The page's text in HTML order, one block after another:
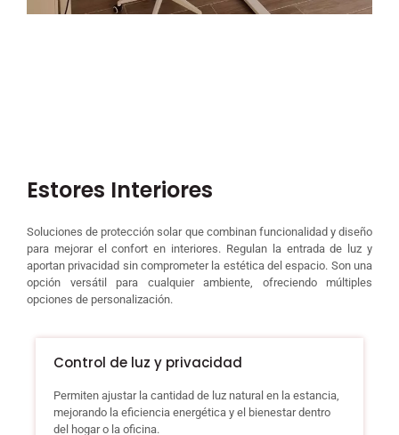
Estores Interiores
Soluciones de protección solar que combinan funcionalidad y diseño
para mejorar el confort en interiores. Regulan la entrada de luz y
aportan privacidad sin comprometer la estética del espacio. Son una
opción versátil para cualquier ambiente, ofreciendo múltiples
opciones de personalización.
Control de luz y privacidad
Permiten ajustar la cantidad de luz natural en la estancia,
mejorando la eficiencia energética y el bienestar dentro
del hogar o la oficina.